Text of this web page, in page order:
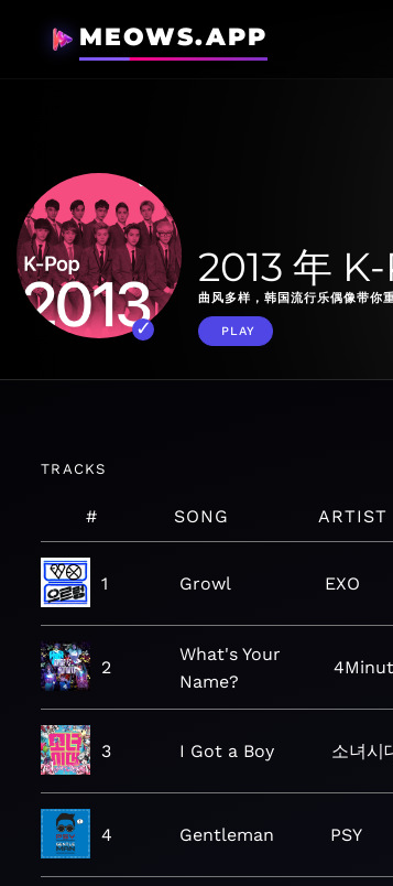
MEOWS.APP
2013 年
曲风多样，韩国流行乐偶像带你
PLAY
TRACKS
# SONG ARTIST
1 Growl EXO
2
What's Your
Name?
3 I Got a Boy 소녀시
4 Gentleman PSY